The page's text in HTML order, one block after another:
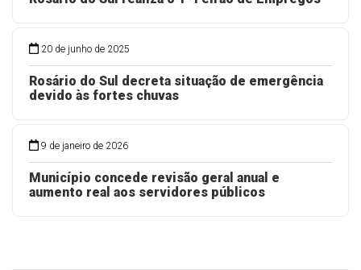
20 de junho de 2025
Rosário do Sul decreta situação de emergência
devido às fortes chuvas
9 de janeiro de 2026
Município concede revisão geral anual e
aumento real aos servidores públicos